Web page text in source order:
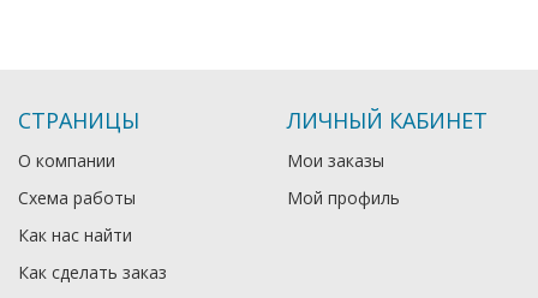
СТРАНИЦЫ
О компании
Схема работы
Как нас найти
Как сделать заказ
ЛИЧНЫЙ КАБИНЕТ
Мои заказы
Мой профиль